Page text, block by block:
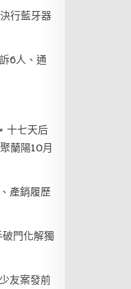
行藍牙器
6人、通
十七天后
蘭陽10月
產銷履歷
門化解獨
友案發前